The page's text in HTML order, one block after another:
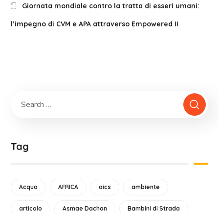
Giornata mondiale contro la tratta di esseri umani:
l’impegno di CVM e APA attraverso Empowered II
Tag
Acqua AFRICA aics ambiente
articolo Asmae Dachan Bambini di Strada